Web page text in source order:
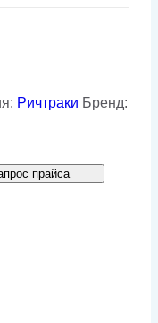
Ричтраки Бренд:
прайса